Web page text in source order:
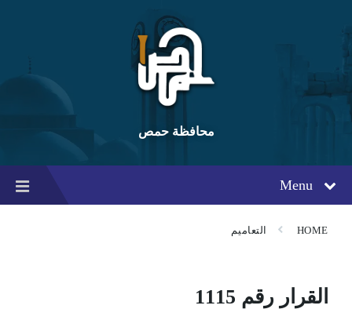
content
main
navigation
footer
محافظة حمص
Menu
HOME التعاميم
القرار رقم 1115